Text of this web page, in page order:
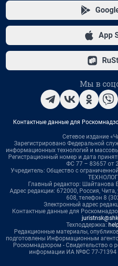
App
Мы в
Контактные данные для
Сетевое издание
Зарегистрировано Федеральной
информационных технологий и
Регистрационный номер и дата
ФС 77 – 83657 от
Учредитель: Общество с
Главный редактор: Шайтанова
Адрес редакции: 672000, Россия,
608, телефон 8
Электронный адрес
Контактные данные для
Техподдержка:
Редакционные материалы,
подготовлены Информационным
Роскомнадзором - Свидетельство о
информации ИА №ФС 77-71394